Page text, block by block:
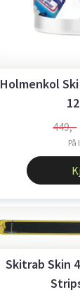
Holmenkol
449,-
På
Skitrab Skin